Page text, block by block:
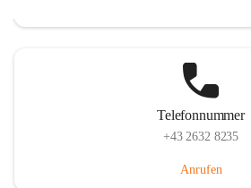
Telefonnummer
+43 2632 8235
Anrufen